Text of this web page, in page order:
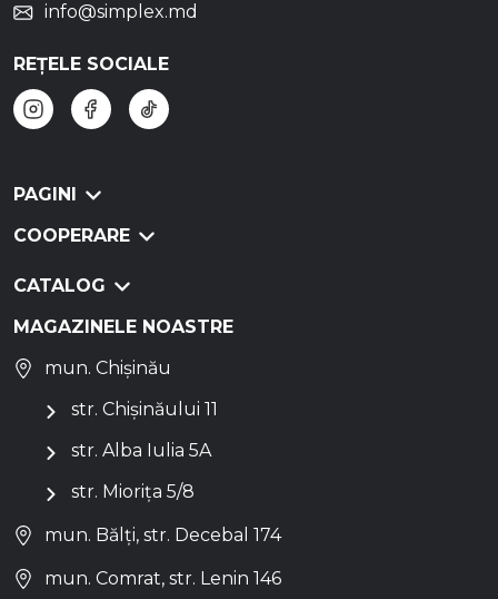
info@simplex.md
REȚELE SOCIALE
PAGINI
COOPERARE
CATALOG
MAGAZINELE NOASTRE
mun. Chișinău
str. Chișinăului 11
str. Alba Iulia 5A
str. Miorița 5/8
mun. Bălți, str. Decebal 174
mun. Comrat, str. Lenin 146